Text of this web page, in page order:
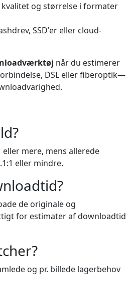
og størrelse i formater
SSD'er eller cloud-
når du estimerer
DSL eller fiberoptik—
mere, mens allerede
eller mindre.
de originale og
for estimater af downloadtid
og pr. billede lagerbehov